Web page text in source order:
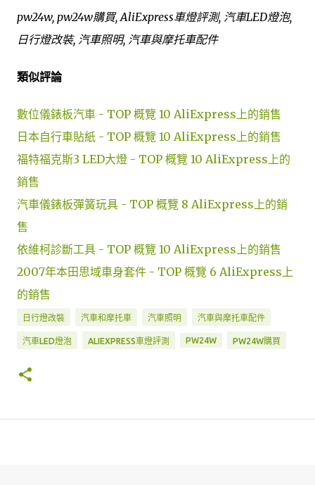
pw24w, pw24w購買, AliExpress車燈評測, 汽車LED燈泡,
日行燈改裝, 汽車照明, 汽車與摩托車配件
類似評論
數位儀錶板汽車 - TOP 概覽 10 AliExpress上的銷售
日本自行車貼紙 - TOP 概覽 10 AliExpress上的銷售
福特福克斯3 LED大燈 - TOP 概覽 10 AliExpress上的
銷售
汽車儀錶板彈簧玩具 - TOP 概覽 8 AliExpress上的銷
售
依維柯診斷工具 - TOP 概覽 10 AliExpress上的銷售
2007年本田思域車身套件 - TOP 概覽 6 AliExpress上
的銷售
日行燈改裝 汽車和摩托車 汽車照明 汽車與摩托車配件
汽車LED燈泡 ALIEXPRESS車燈評測 PW24W PW24W購買